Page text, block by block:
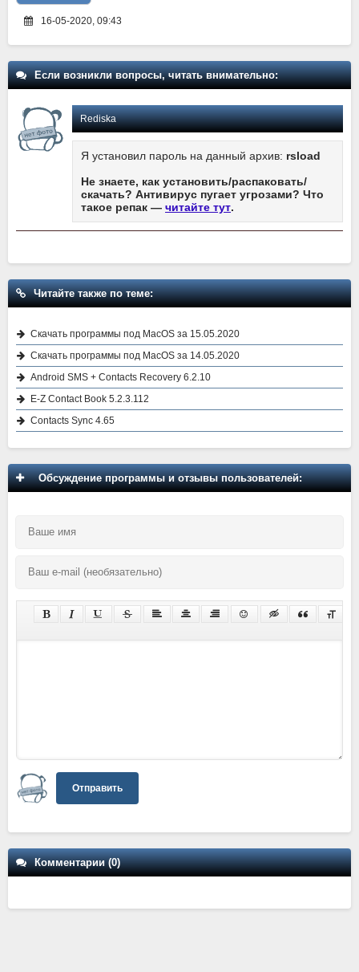
16-05-2020, 09:43
Если возникли вопросы, читать внимательно:
Rediska
Я установил пароль на данный архив: rsload
Не знаете, как установить/распаковать/
скачать? Антивирус пугает угрозами? Что
такое репак — читайте тут.
Читайте также по теме:
Скачать программы под MacOS за 15.05.2020
Скачать программы под MacOS за 14.05.2020
Android SMS + Contacts Recovery 6.2.10
E-Z Contact Book 5.2.3.112
Contacts Sync 4.65
Обсуждение программы и отзывы пользователей:
Отправить
Комментарии (0)